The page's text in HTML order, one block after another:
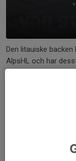
Den litauiske
AlpsHL och har
Välkommen till
Esko